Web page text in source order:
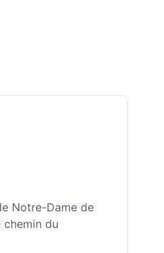
Notre-Dame de
chemin du